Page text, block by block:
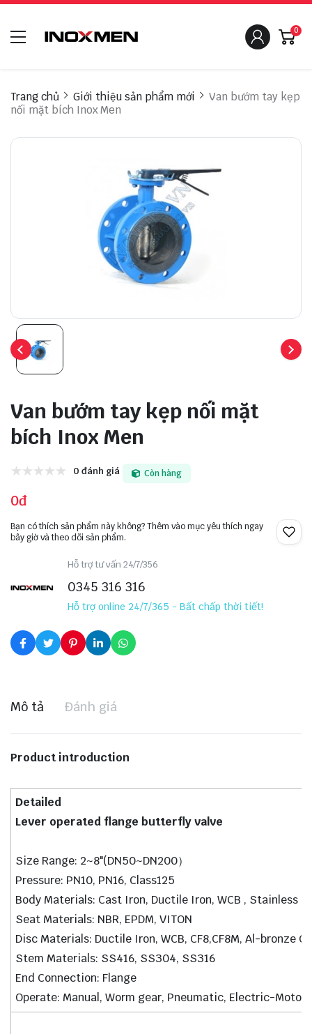
0
Trang chủ Giới thiệu sản phẩm mới
Van bướm tay kẹp
nối mặt bích Inox Men
Van bướm tay kẹp nối mặt
bích Inox Men
0 đánh giá Còn hàng
0đ
Bạn có thích sản phẩm này không? Thêm vào mục yêu thích ngay
bây giờ và theo dõi sản phẩm.
Hỗ trợ tư vấn 24/7/356
0345 316 316
Hỗ trợ online 24/7/365 - Bất chấp thời tiết!
Mô tả Đánh giá
Product introduction
Detailed
Lever operated flange butterfly valve
Size Range: 2~8"(DN50~DN200）
Pressure: PN10, PN16, Class125
Body Materials: Cast Iron, Ductile Iron, WCB , Stainless
Seat Materials: NBR, EPDM, VITON
Disc Materials: Ductile Iron, WCB, CF8,CF8M, Al-bronze
Stem Materials: SS416, SS304, SS316
End Connection: Flange
Operate: Manual, Worm gear, Pneumatic, Electric-